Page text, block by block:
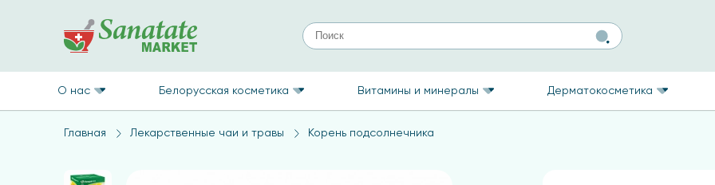
О нас Белорусская косметика Витамины и минералы Дерматокосметика
Главная Лекарственные чаи и травы Корень подсолнечника